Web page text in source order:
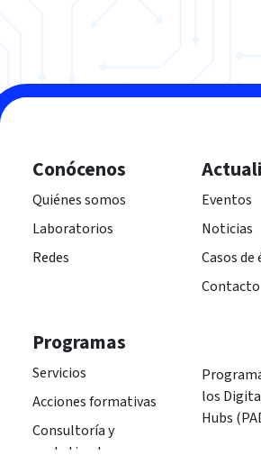
Conócenos
Quiénes somos
Laboratorios
Redes
Eventos
Noticias
Casos de
Contacto
Programas
Servicios
Acciones formativas
Consultoría y
prototipado
los
Hubs